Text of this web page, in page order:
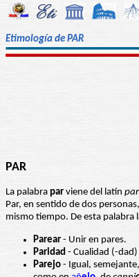
Etimología de PAR
PAR
La palabra par viene del latín par
Par, en sentido de dos
mismo tiempo. De esta palabra
Parear - Unir en pares.
Paridad - Cualidad (-dad)
Parejo - Igual,